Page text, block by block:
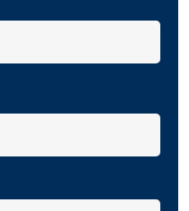
confortables y
techos